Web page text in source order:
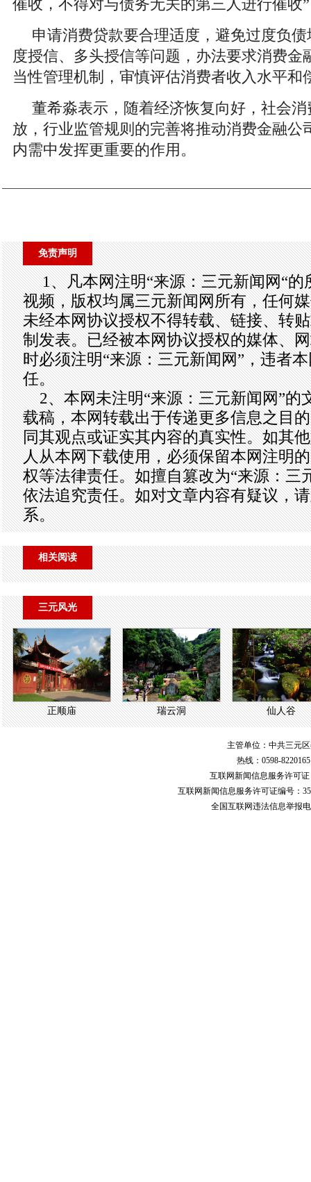
催收，不得对与债务无关的第三人进行催收
申请消费贷款要合理适度，避免过度负
度授信、多头授信等问题，办法要求消费金
当性管理机制，审慎评估消费者收入水平和
董希淼表示，随着经济恢复向好，社会
放，行业监管规则的完善将推动消费金融公
内需中发挥更重要的作用。
免责声明
1、凡本网注明“来源：三元新闻网“
视频，版权均属三元新闻网所有，任何
未经本网协议授权不得转载、链接、转
制发表。已经被本网协议授权的媒体、
时必须注明“来源：三元新闻网”，违者
任。
2、本网未注明“来源：三元新闻网”的
载稿，本网转载出于传递更多信息之目
同其观点或证实其内容的真实性。如其
人从本网下载使用，必须保留本网注明
权等法律责任。如擅自篡改为“来源：三
依法追究责任。如对文章内容有疑议，
系。
相关阅读
三元风光
正顺庙 瑞云洞 仙人谷
主管单位：中共三元
热线：0598-
互联网新闻信息服务许可证
互联网新闻信息服务许可证编号：
全国互联网违法信息举报